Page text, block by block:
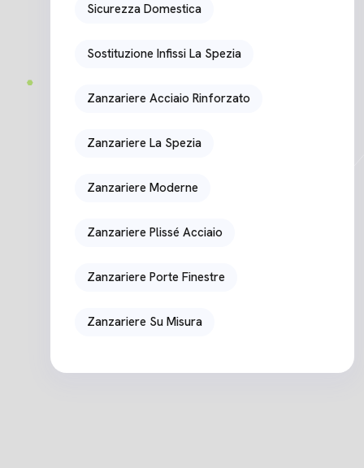
Sicurezza Domestica
Sostituzione Infissi La Spezia
Zanzariere Acciaio Rinforzato
Zanzariere La Spezia
Zanzariere Moderne
Zanzariere Plissé Acciaio
Zanzariere Porte Finestre
Zanzariere Su Misura